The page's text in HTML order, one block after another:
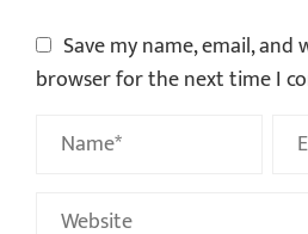
Save my name, email, and
browser for the next time I